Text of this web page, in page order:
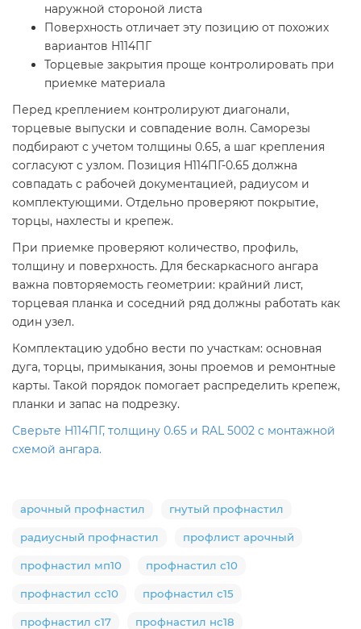
наружной стороной листа
Поверхность отличает эту позицию от похожих
вариантов H114ПГ
Торцевые закрытия проще контролировать при
приемке материала
Перед креплением контролируют диагонали,
торцевые выпуски и совпадение волн. Саморезы
подбирают с учетом толщины 0.65, а шаг крепления
согласуют с узлом. Позиция H114ПГ-0.65 должна
совпадать с рабочей документацией, радиусом и
комплектующими. Отдельно проверяют покрытие,
торцы, нахлесты и крепеж.
При приемке проверяют количество, профиль,
толщину и поверхность. Для бескаркасного ангара
важна повторяемость геометрии: крайний лист,
торцевая планка и соседний ряд должны работать как
один узел.
Комплектацию удобно вести по участкам: основная
дуга, торцы, примыкания, зоны проемов и ремонтные
карты. Такой порядок помогает распределить крепеж,
планки и запас на подрезку.
Сверьте H114ПГ, толщину 0.65 и RAL 5002 с монтажной
схемой ангара.
арочный профнастил гнутый профнастил
радиусный профнастил профлист арочный
профнастил мп10 профнастил с10
профнастил сс10 профнастил с15
профнастил с17 профнастил нс18